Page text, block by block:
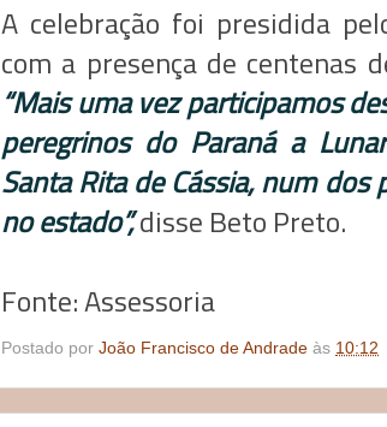
A celebração foi presidida
com a presença de centenas
“Mais uma vez participamos
peregrinos do Paraná a
Santa Rita de Cássia, num
no estado”,disse Beto Preto.
Fonte: Assessoria
Postado por João Francisco de Andrade às 10:12